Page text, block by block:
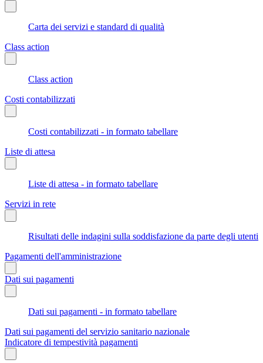
Carta dei servizi e standard di qualità
Class action
Class action
Costi contabilizzati
Costi contabilizzati - in formato tabellare
Liste di attesa
Liste di attesa - in formato tabellare
Servizi in rete
Risultati delle indagini sulla soddisfazione da parte degli utenti
Pagamenti dell'amministrazione
Dati sui pagamenti
Dati sui pagamenti - in formato tabellare
Dati sui pagamenti del servizio sanitario nazionale
Indicatore di tempestività pagamenti